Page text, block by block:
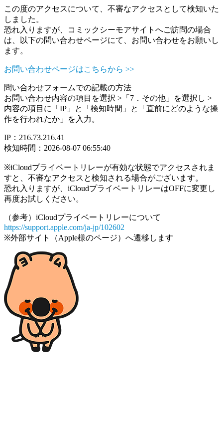
この度のアクセスについて、不審なアクセスとして検知いた
しました。
恐れ入りますが、コミックシーモアサイトへご訪問の場合
は、以下の問い合わせページにて、お問い合わせをお願いし
ます。
お問い合わせページはこちらから >>
問い合わせフォームでの記載の方法
お問い合わせ内容の項目を選択 >「7．その他」を選択し >
内容の項目に「IP」と「検知時間」と「直前にどのような操
作を行われたか」を入力。
IP：216.73.216.41
検知時間：2026-08-07 06:55:40
※iCloudプライベートリレーが有効な状態でアクセスされま
すと、不審なアクセスと検知される場合がございます。
恐れ入りますが、iCloudプライベートリレーはOFFに変更し
再度お試しください。
（参考）iCloudプライベートリレーについて
https://support.apple.com/ja-jp/102602
※外部サイト（Apple様のページ）へ遷移します